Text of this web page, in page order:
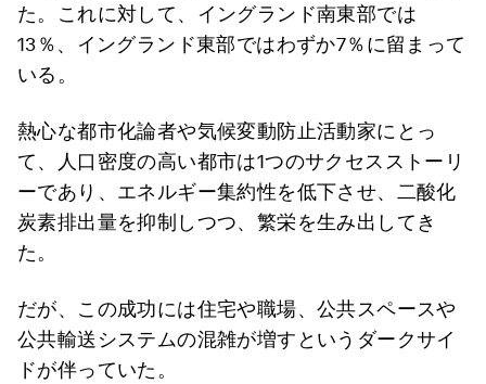
た。これに対して、イングランド南東部では
13％、イングランド東部ではわずか7％に留まって
いる。
熱心な都市化論者や気候変動防止活動家にとっ
て、人口密度の高い都市は1つのサクセスストーリ
ーであり、エネルギー集約性を低下させ、二酸化
炭素排出量を抑制しつつ、繁栄を生み出してき
た。
だが、この成功には住宅や職場、公共スペースや
公共輸送システムの混雑が増すというダークサイ
ドが伴っていた。